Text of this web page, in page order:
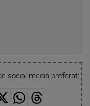
social media preferat: